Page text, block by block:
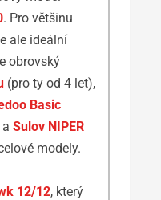
. Pro většinu
ale ideální
obrovský
(pro ty od 4 let),
Basic
a Sulov NIPER
modely.
12/12, který